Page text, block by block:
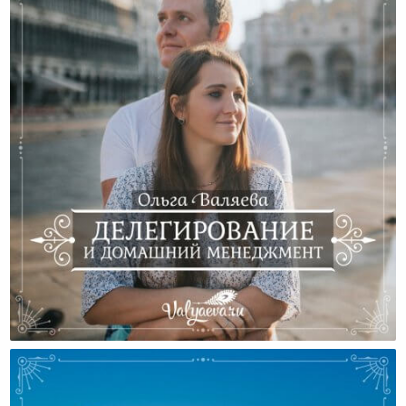
Делегирование И Домашний Менеджмент